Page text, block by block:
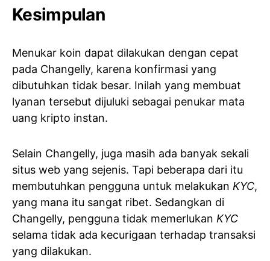
Kesimpulan
Menukar koin dapat dilakukan dengan cepat
pada Changelly, karena konfirmasi yang
dibutuhkan tidak besar. Inilah yang membuat
lyanan tersebut dijuluki sebagai penukar mata
uang kripto instan.
Selain Changelly, juga masih ada banyak sekali
situs web yang sejenis. Tapi beberapa dari itu
membutuhkan pengguna untuk melakukan KYC,
yang mana itu sangat ribet. Sedangkan di
Changelly, pengguna tidak memerlukan KYC
selama tidak ada kecurigaan terhadap transaksi
yang dilakukan.